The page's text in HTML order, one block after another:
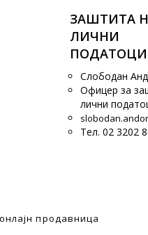
ЗАШТИТА
ЛИЧНИ
ПОДАТОЦИ
Слободан
Офицер за
лични
Тел. 02 3202
продавница